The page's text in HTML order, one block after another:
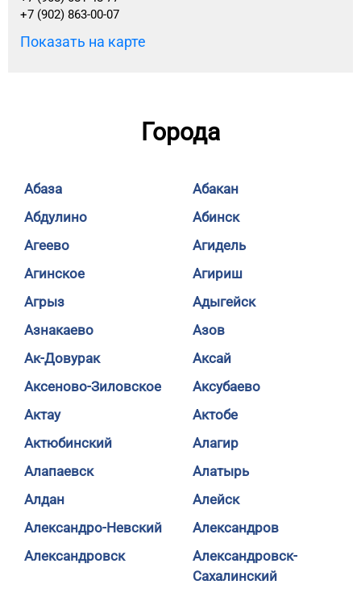
+7 (902) 863-00-07
Показать на карте
Города
Абаза
Абакан
Абдулино
Абинск
Агеево
Агидель
Агинское
Агириш
Агрыз
Адыгейск
Азнакаево
Азов
Ак-Довурак
Аксай
Аксеново-Зиловское
Аксубаево
Актау
Актобе
Актюбинский
Алагир
Алапаевск
Алатырь
Алдан
Алейск
Александро-Невский
Александров
Александровск
Александровск-
Сахалинский